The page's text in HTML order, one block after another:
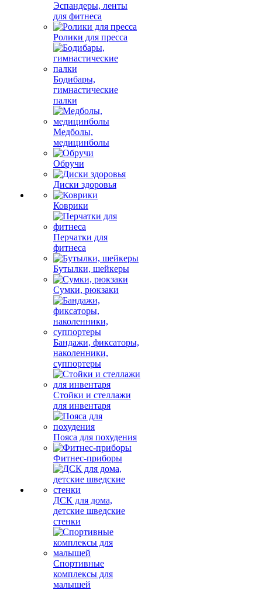
Эспандеры, ленты
для фитнеса
Ролики для пресса
Бодибары,
гимнастические
палки
Медболы,
медицинболы
Обручи
Диски здоровья
Коврики
Перчатки для
фитнеса
Бутылки, шейкеры
Сумки, рюкзаки
Бандажи, фиксаторы,
наколенники,
суппортеры
Стойки и стеллажи
для инвентаря
Пояса для похудения
Фитнес-приборы
ДСК для дома,
детские шведские
стенки
Спортивные
комплексы для
малышей